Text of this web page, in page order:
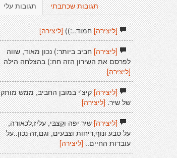
תגובות עלי תגובות שכתבתי
[ליצירה]חמוד..:)) [ליצירה]
[ליצירה]חביב ביותר:) נכון מאוד, שווה
לפרסם את השירון הזה חח:) בהצלחה הילה
[ליצירה]
[ליצירה]קיצ'י במובן החביב, ממש מותק
של שיר. [ליצירה]
[ליצירה]שיר יפה וקִצבּי, עליז,לכאורה,
על טבע ונוף,ריחות וצבעים, וגם,זה נכון..על
עובדות החיים.. [ליצירה]